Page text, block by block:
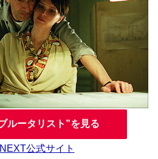
ルータリスト”を見る
公式サイト